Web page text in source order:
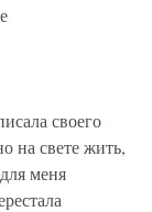
своего
на свете жить,
меня